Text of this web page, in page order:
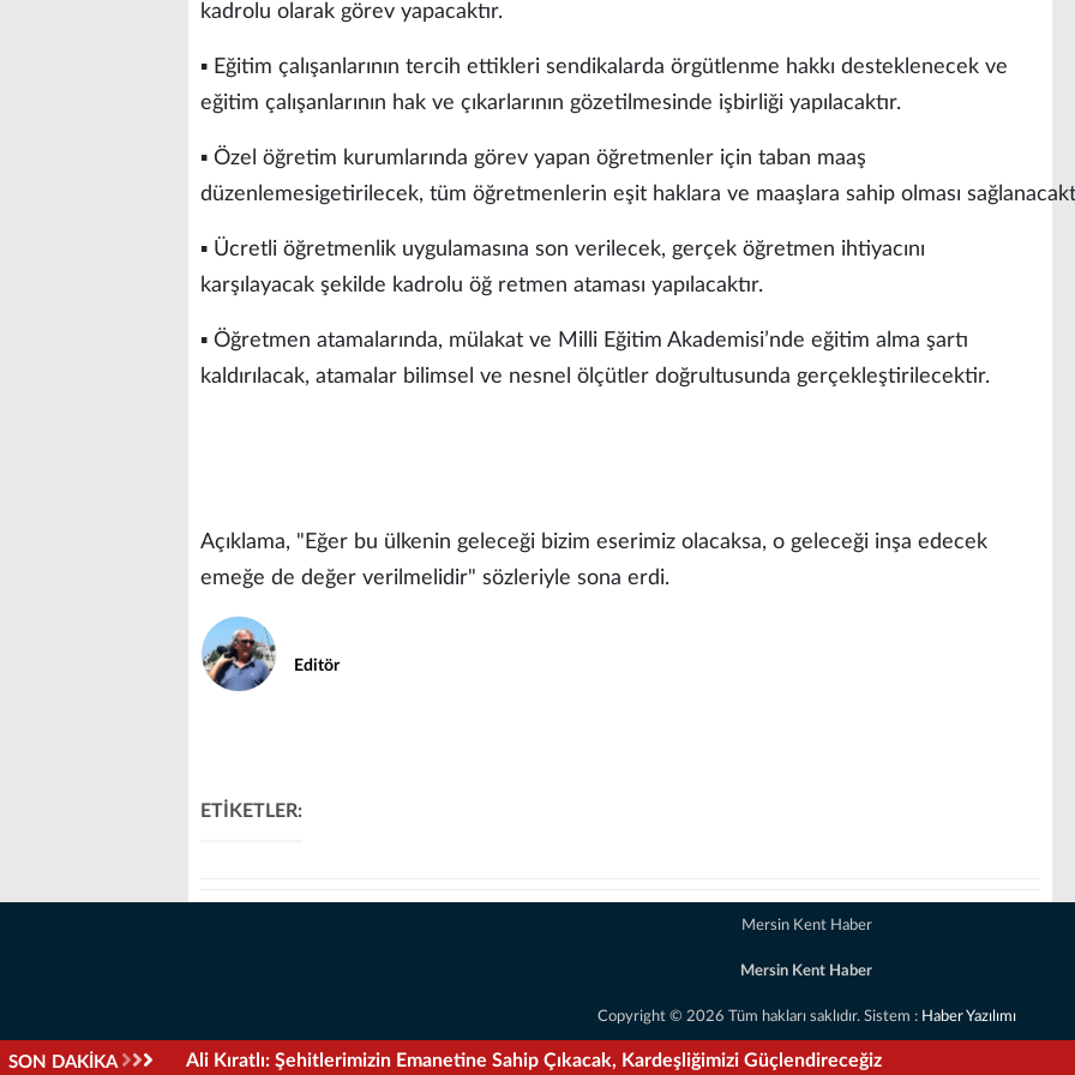
kadrolu olarak görev yapacaktır.
▪ Eğitim çalışanlarının tercih ettikleri sendikalarda örgütlenme hakkı desteklenecek ve
eğitim çalışanlarının hak ve çıkarlarının gözetilmesinde işbirliği yapılacaktır.
▪ Özel öğretim kurumlarında görev yapan öğretmenler için taban maaş
düzenlemesigetirilecek, tüm öğretmenlerin eşit haklara ve maaşlara sahip olması
▪ Ücretli öğretmenlik uygulamasına son verilecek, gerçek öğretmen ihtiyacını
karşılayacak şekilde kadrolu öğ retmen ataması yapılacaktır.
▪ Öğretmen atamalarında, mülakat ve Milli Eğitim Akademisi’nde eğitim alma şartı
kaldırılacak, atamalar bilimsel ve nesnel ölçütler doğrultusunda gerçekleştirilecektir.
​Açıklama, "Eğer bu ülkenin geleceği bizim eserimiz olacaksa, o geleceği inşa edecek
emeğe de değer verilmelidir" sözleriyle sona erdi.
Editör
ETİKETLER:
Mersin Kent Haber
Mersin Kent Haber
Copyright © 2026 Tüm hakları saklıdır. Sistem : Haber Yazılımı
SON DAKİKA Ali Kıratlı: Şehitlerimizin Emanetine Sahip Çıkacak, Kardeşliğimizi Güçlendireceğiz